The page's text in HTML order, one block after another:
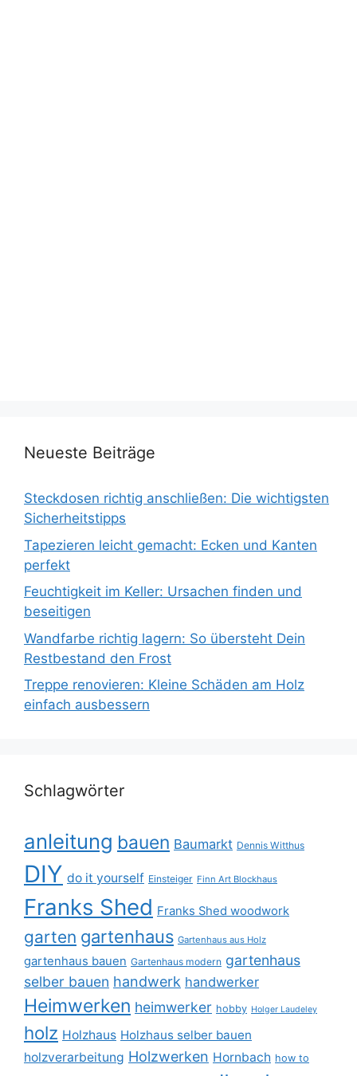
Neueste Beiträge
Steckdosen richtig anschließen: Die wichtigsten
Sicherheitstipps
Tapezieren leicht gemacht: Ecken und Kanten
perfekt
Feuchtigkeit im Keller: Ursachen finden und
beseitigen
Wandfarbe richtig lagern: So übersteht Dein
Restbestand den Frost
Treppe renovieren: Kleine Schäden am Holz
einfach ausbessern
Schlagwörter
anleitung bauen Baumarkt Dennis Witthus
DIY do it yourself Einsteiger Finn Art Blockhaus
Franks Shed Franks Shed woodwork
garten gartenhaus Gartenhaus aus Holz
gartenhaus bauen Gartenhaus modern gartenhaus
selber bauen handwerk handwerker
Heimwerken heimwerker hobby Holger Laudeley
holz Holzhaus Holzhaus selber bauen
holzverarbeitung Holzwerken Hornbach how to